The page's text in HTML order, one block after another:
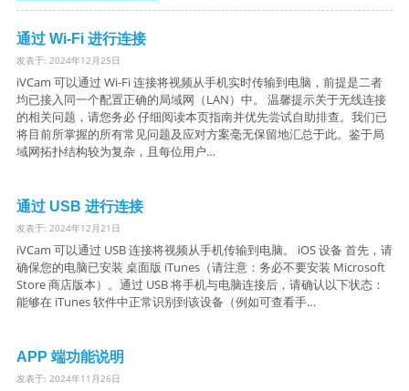
通过 Wi-Fi 进行连接
发表于: 2024年12月25日
iVCam 可以通过 Wi-Fi 连接将视频从手机实时传输到电脑，前提是二者
均已接入同一个配置正确的局域网（LAN）中。 温馨提示关于无线连接
的相关问题，请您务必 仔细阅读本页指南并优先尝试自助排查。我们已
将目前所掌握的所有常见问题及应对方案毫无保留地汇总于此。鉴于局
域网拓扑结构较为复杂，且每位用户…
通过 USB 进行连接
发表于: 2024年12月21日
iVCam 可以通过 USB 连接将视频从手机传输到电脑。 iOS 设备 首先，请
确保您的电脑已安装 桌面版 iTunes（请注意：务必不要安装 Microsoft
Store 商店版本）。通过 USB 将手机与电脑连接后，请确认以下状态：
能够在 iTunes 软件中正常识别到该设备（例如可查看手…
APP 端功能说明
发表于: 2024年11月26日